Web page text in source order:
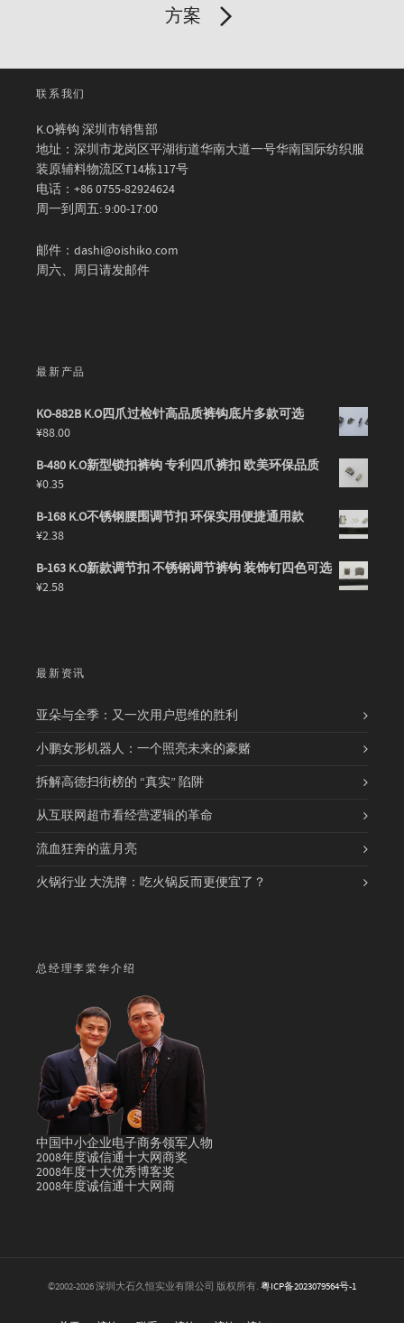
方案
联系我们
K.O裤钩 深圳市销售部
地址：深圳市龙岗区平湖街道华南大道一号华南国际纺织服
装原辅料物流区T14栋117号
电话：+86 0755-82924624
周一到周五: 9:00-17:00
邮件：dashi@oishiko.com
周六、周日请发邮件
最新产品
KO-882B K.O四爪过检针高品质裤钩底片多款可选
¥88.00
B-480 K.O新型锁扣裤钩 专利四爪裤扣 欧美环保品质
¥0.35
B-168 K.O不锈钢腰围调节扣 环保实用便捷通用款
¥2.38
B-163 K.O新款调节扣 不锈钢调节裤钩 装饰钉四色可选
¥2.58
最新资讯
亚朵与全季：又一次用户思维的胜利
小鹏女形机器人：一个照亮未来的豪赌
拆解高德扫街榜的 “真实” 陷阱
从互联网超市看经营逻辑的革命
流血狂奔的蓝月亮
火锅行业 大洗牌：吃火锅反而更便宜了？
总经理李棠华介绍
中国中小企业电子商务领军人物
2008年度诚信通十大网商奖
2008年度十大优秀博客奖
2008年度诚信通十大网商
©2002-2026 深圳大石久恒实业有限公司 版权所有. 粤ICP备2023079564号-1